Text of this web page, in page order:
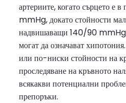
артериите, когато сърцето е
mmHg, докато стойности
надвишаващи 140/90 mmHg,
могат да означават
или по-ниски стойности на
проследяване на кръвното
всякакви потенциални
препоръки.